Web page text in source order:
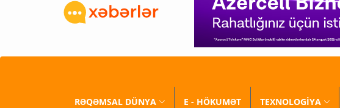
RƏQƏMSAL DÜNYA E - HÖKUMƏT TEXNOLOGİYA